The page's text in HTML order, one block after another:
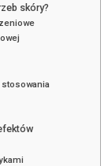
skóry?